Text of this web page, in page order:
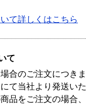
て詳しくはこちら
て
合のご注文につき
て当社より発送い
品をご注文の場合